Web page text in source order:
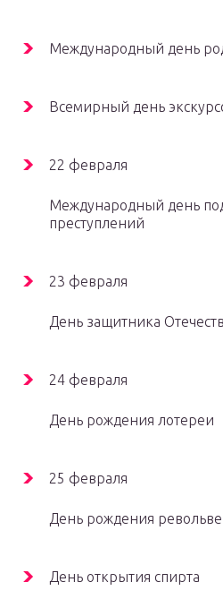
Международный день
Всемирный день
22 февраля
Международный день
преступлений
23 февраля
День защитника
24 февраля
День рождения лотереи
25 февраля
День рождения
День открытия спирта